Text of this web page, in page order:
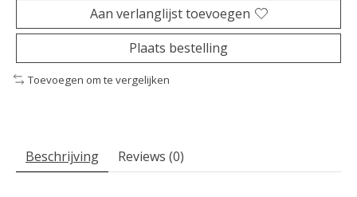
Aan verlanglijst toevoegen
Plaats bestelling
Toevoegen om te vergelijken
Beschrijving Reviews (0)